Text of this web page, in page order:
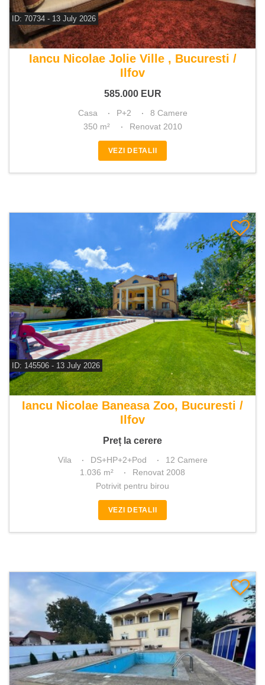
ID: 70734 - 13 July 2026
De vanzare casa 8 camere
Iancu Nicolae Jolie Ville , Bucuresti /
Ilfov
585.000 EUR
Casa P+2
8 Camere
350 m²
Renovat 2010
VEZI DETALII
ID: 145506 - 13 July 2026
De vanzare vila 12 camere
Iancu Nicolae Baneasa Zoo, Bucuresti /
Ilfov
Preț la cerere
Vila DS+HP+2+Pod
12 Camere
1.036 m²
Renovat 2008
Potrivit pentru birou
VEZI DETALII